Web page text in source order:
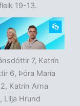
19-13.
7, Katrín
6, Þóra María
Katrín Arna
Lilja Hrund